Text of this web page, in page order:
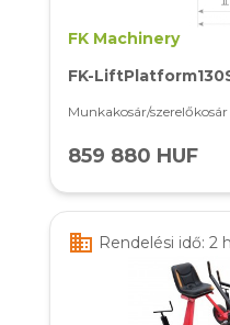
FK Machinery
FK-
Munkakosár/
859 880 HUF
business Rendelési idő: 2